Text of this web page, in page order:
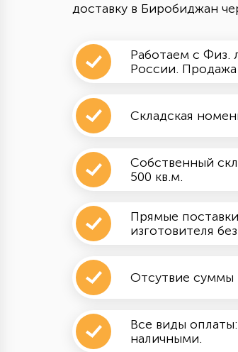
доставку в Биробиджан
Работаем с
России.
Складская
Собственный
500 кв.м.
Прямые поставки
изготовителя
Отсутвие суммы
Все виды
наличными.